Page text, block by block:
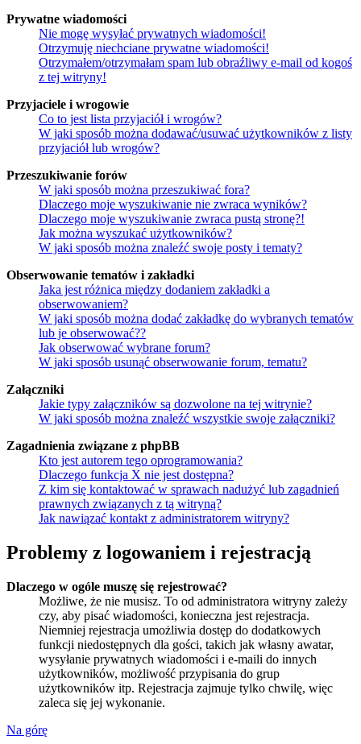
Prywatne wiadomości
Nie mogę wysyłać prywatnych wiadomości!
Otrzymuję niechciane prywatne wiadomości!
Otrzymałem/otrzymałam spam lub obraźliwy e-mail od kogoś
z tej witryny!
Przyjaciele i wrogowie
Co to jest lista przyjaciół i wrogów?
W jaki sposób można dodawać/usuwać użytkowników z listy
przyjaciół lub wrogów?
Przeszukiwanie forów
W jaki sposób można przeszukiwać fora?
Dlaczego moje wyszukiwanie nie zwraca wyników?
Dlaczego moje wyszukiwanie zwraca pustą stronę?!
Jak można wyszukać użytkowników?
W jaki sposób można znaleźć swoje posty i tematy?
Obserwowanie tematów i zakładki
Jaka jest różnica między dodaniem zakładki a
obserwowaniem?
W jaki sposób można dodać zakładkę do wybranych tematów
lub je obserwować??
Jak obserwować wybrane forum?
W jaki sposób usunąć obserwowanie forum, tematu?
Załączniki
Jakie typy załączników są dozwolone na tej witrynie?
W jaki sposób można znaleźć wszystkie swoje załączniki?
Zagadnienia związane z phpBB
Kto jest autorem tego oprogramowania?
Dlaczego funkcja X nie jest dostępna?
Z kim się kontaktować w sprawach nadużyć lub zagadnień
prawnych związanych z tą witryną?
Jak nawiązać kontakt z administratorem witryny?
Problemy z logowaniem i rejestracją
Dlaczego w ogóle muszę się rejestrować?
Możliwe, że nie musisz. To od administratora witryny zależy
czy, aby pisać wiadomości, konieczna jest rejestracja.
Niemniej rejestracja umożliwia dostęp do dodatkowych
funkcji niedostępnych dla gości, takich jak własny awatar,
wysyłanie prywatnych wiadomości i e-maili do innych
użytkowników, możliwość przypisania do grup
użytkowników itp. Rejestracja zajmuje tylko chwilę, więc
zaleca się jej wykonanie.
Na górę